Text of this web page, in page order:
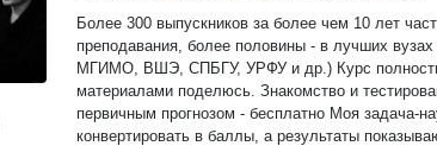
Более 300 выпускников за более чем 10 лет
преподавания, более половины - в лучших
МГИМО, ВШЭ, СПБГУ, УРФУ и др.) Курс полностью авторский, и
материалами поделюсь. Знакомство и тестирование с аналитикой и
первичным прогнозом - бесплатно Моя задача-научить понимать и
конвертировать в баллы, а результаты